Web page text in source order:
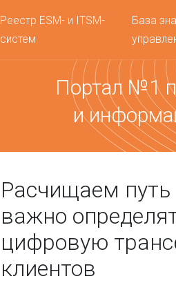
Реестр ESM- и ITSM-
систем
База
Портал №1
и
Расчищаем путь
важно
цифровую
клиентов